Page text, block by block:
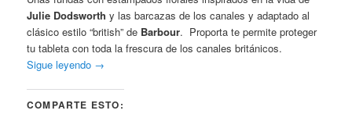
Julie Dodsworth y las barcazas de los canales y adaptado al
clásico estilo “british” de Barbour. Proporta te permite proteger
tu tableta con toda la frescura de los canales británicos.
Sigue leyendo →
COMPARTE ESTO: